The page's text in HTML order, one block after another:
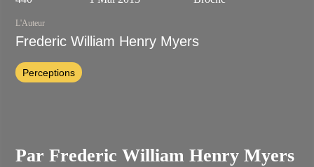
L'Auteur
Frederic William Henry Myers
Perceptions
Par Frederic William Henry Myers